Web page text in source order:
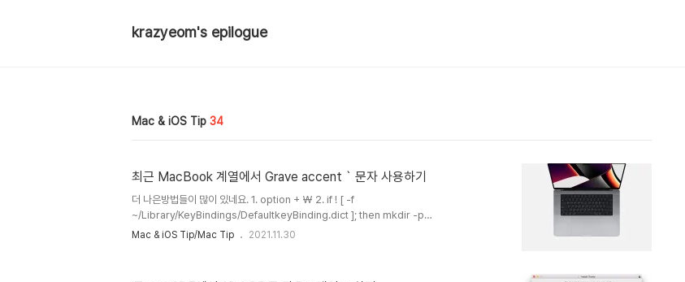
krazyeom's epilogue
Mac & iOS Tip 34
최근 MacBook 계열에서 Grave accent ` 문자 사용하기
더 나은방법들이 많이 있네요. 1. option + ₩ 2. if ! [ -f
~/Library/KeyBindings/DefaultkeyBinding.dict ]; then mkdir -p
~/Library/KeyBindings && echo '{"₩" = ("insertText:", "\`");}' >
Mac & iOS Tip/Mac Tip 2021.11.30